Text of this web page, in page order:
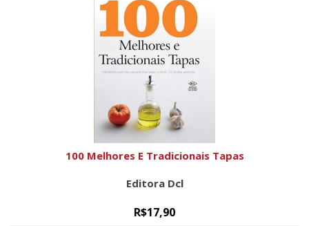
100 Melhores E Tradicionais Tapas
Editora Dcl
R$17,90